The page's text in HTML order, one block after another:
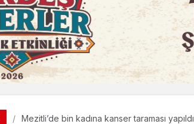
Mezitli’de bin kadına kanser taraması yapıldı